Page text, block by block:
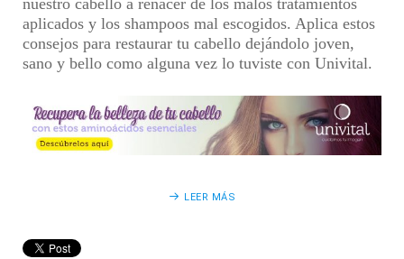
nuestro cabello a renacer de los malos tratamientos
aplicados y los shampoos mal escogidos. Aplica estos
consejos para restaurar tu cabello dejándolo joven,
sano y bello como alguna vez lo tuviste con Univital.
LEER MÁS